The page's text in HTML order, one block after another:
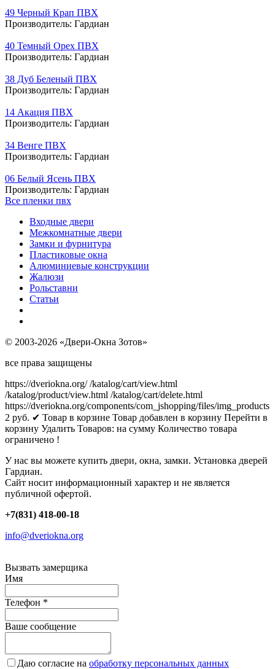
49 Черный Крап ПВХ
Производитель: Гардиан
40 Темный Орех ПВХ
Производитель: Гардиан
38 Дуб Беленый ПВХ
Производитель: Гардиан
14 Акация ПВХ
Производитель: Гардиан
34 Венге ПВХ
Производитель: Гардиан
06 Белый Ясень ПВХ
Производитель: Гардиан
Все пленки пвх
Входные двери
Межкомнатные двери
Замки и фурнитура
Пластиковые окна
Алюминиевые конструкции
Жалюзи
Рольставни
Статьи
© 2003-2026 «Двери-Окна Зотов»
все права защищены
https://dveriokna.org/ /katalog/cart/view.html
/katalog/product/view.html /katalog/cart/delete.html
https://dveriokna.org/components/com_jshopping/files/img_products
2 руб. ✔ Товар в корзине Товар добавлен в корзину Перейти в
корзину Удалить Товаров: на сумму Количество товара
ограничено !
У нас вы можете купить двери, окна, замки. Установка дверей
Гардиан.
Сайт носит информационный характер и не является
публичной офертой.
+7(831) 418-00-18
info@dveriokna.org
Вызвать замерщика
Имя
Телефон *
Ваше сообщение
Даю согласие на обработку персональных данных